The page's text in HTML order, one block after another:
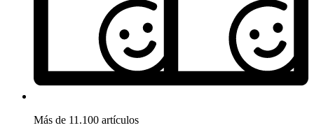
Más de 11.100 artículos